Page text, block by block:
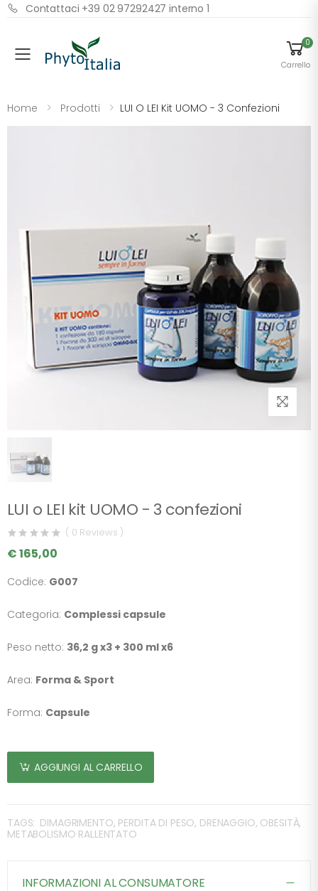
Contattaci +39 02 97292427 interno 1
Menu
0
Carrello
Home Prodotti LUI O LEI Kit UOMO - 3 Confezioni
LUI o LEI kit UOMO - 3 confezioni
( 0 Reviews )
€ 165,00
Codice: G007
Categoria: Complessi capsule
Peso netto: 36,2 g x3 + 300 ml x6
Area: Forma & Sport
Forma: Capsule
AGGIUNGI AL CARRELLO
TAGS: DIMAGRIMENTO, PERDITA DI PESO, DRENAGGIO, OBESITÀ,
METABOLISMO RALLENTATO
INFORMAZIONI AL CONSUMATORE